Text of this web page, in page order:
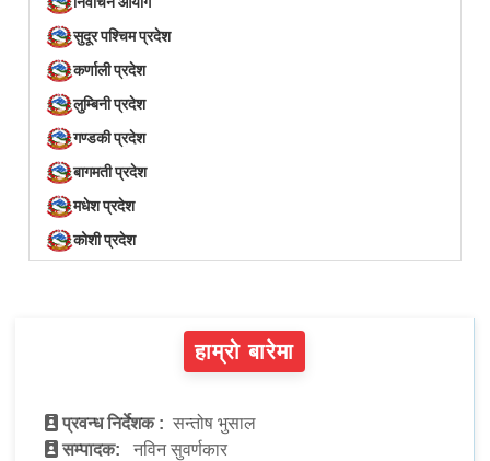
सुदूर पश्चिम प्रदेश
कर्णाली प्रदेश
लुम्बिनी प्रदेश
गण्डकी प्रदेश
बागमती प्रदेश
मधेश प्रदेश
कोशी प्रदेश
हाम्रो बारेमा
प्रवन्ध निर्देशक : सन्तोष भुसाल
सम्पादक:
नविन सुवर्णकार